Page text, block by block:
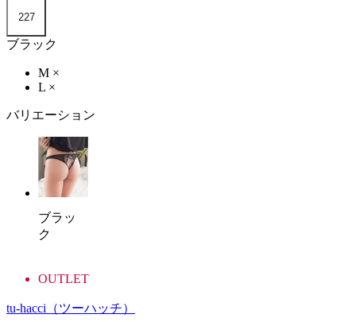
227
ブラック
M ×
L ×
バリエーション
ブラッ
ク
OUTLET
tu-hacci （ツーハッチ）